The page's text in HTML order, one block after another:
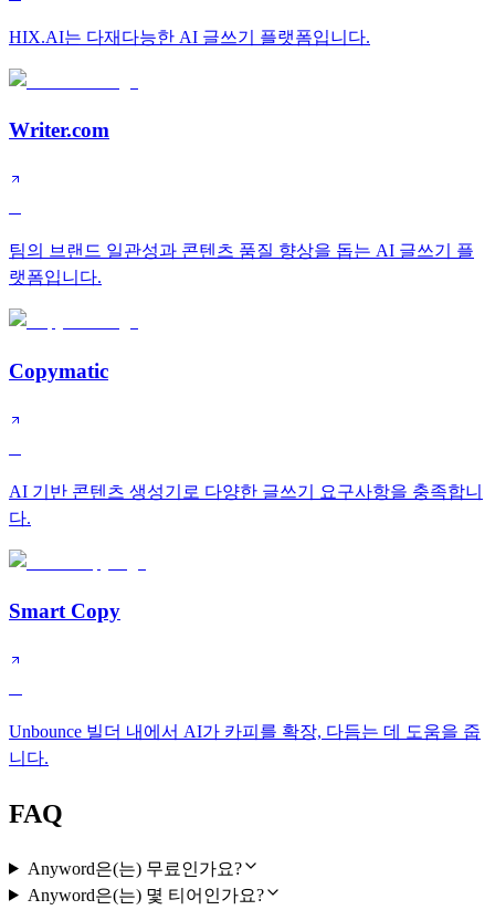
HIX.AI는 다재다능한 AI 글쓰기 플랫폼입니다.
Writer.com
팀의 브랜드 일관성과 콘텐츠 품질 향상을 돕는 AI 글쓰기 플
랫폼입니다.
Copymatic
AI 기반 콘텐츠 생성기로 다양한 글쓰기 요구사항을 충족합니
다.
Smart Copy
Unbounce 빌더 내에서 AI가 카피를 확장, 다듬는 데 도움을 줍
니다.
FAQ
Anyword은(는) 무료인가요?
Anyword은(는) 몇 티어인가요?